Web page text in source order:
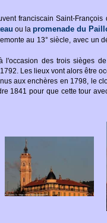
franciscain Saint-
ou la promenade du
au 13° siècle, avec
l'occasion des trois sièges
Les lieux vont alors être
aux enchères en 1798, le
1841 pour que cette tour